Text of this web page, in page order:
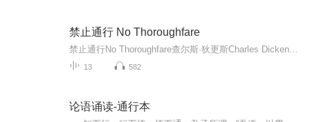
禁止通行 No Thoroughfare
13 582
论语诵读-通行本